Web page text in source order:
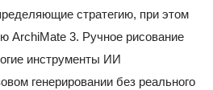
стратегию, при этом
ArchiMate 3. Ручное рисование
инструменты ИИ
генерировании без реального